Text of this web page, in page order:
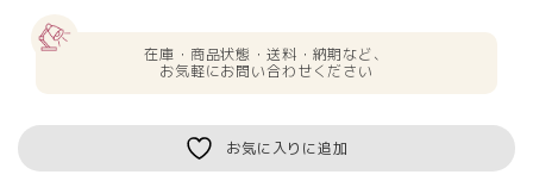
在庫・商品状態・送料・納期など、
お気軽にお問い合わせください
お気に入りに追加